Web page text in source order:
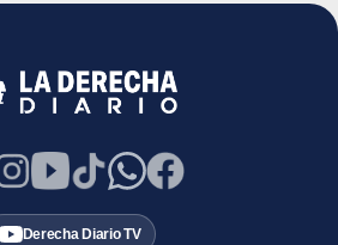
Derecha Diario TV